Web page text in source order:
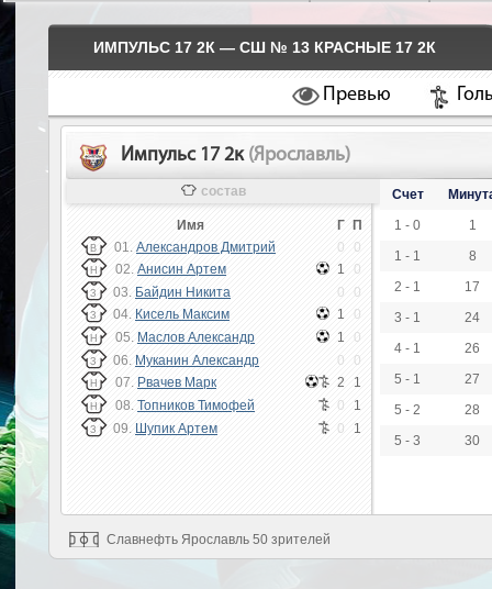
ИМПУЛЬС 17 2К — СШ № 13 КРАСНЫЕ 17 2К
Превью
Импульс 17 2к (Ярославль)
состав
Имя Г П
В 01. Александров Дмитрий 0 0
Н 02. Анисин Артем 1 0
З 03. Байдин Никита 0 0
З 04. Кисель Максим 1 0
Н 05. Маслов Александр 1 0
З 06. Муканин Александр 0 0
Н 07. Рвачев Марк 2 1
Н 08. Топников Тимофей 0 1
З 09. Шупик Артем 0 1
Счет
1 - 0
1
1 - 1
8
2 - 1
17
3 - 1
24
4 - 1
26
5 - 1
27
5 - 2
28
5 - 3
30
Славнефть Ярославль 50 зрителей